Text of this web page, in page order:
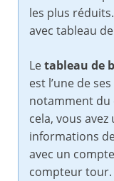
les plus
avec tableau
Letableau de
est l’une de
notamment du
cela, vous
informations
avec un
compteur tour.